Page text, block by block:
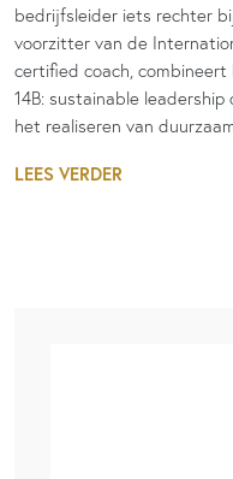
bedrijfsleider iets rechter
voorzitter van de
certified coach,
14B: sustainable
het realiseren van
LEES VERDER